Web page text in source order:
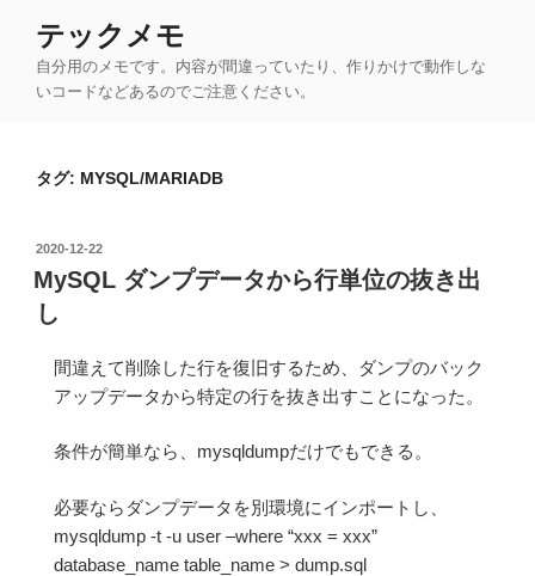
テックメモ
自分用のメモです。内容が間違っていたり、作りかけで動作しな
いコードなどあるのでご注意ください。
タグ: MYSQL/MARIADB
投
稿
日:
2020-12-22
MySQL ダンプデータから行単位の抜き出
し
間違えて削除した行を復旧するため、ダンプのバック
アップデータから特定の行を抜き出すことになった。
条件が簡単なら、mysqldumpだけでもできる。
必要ならダンプデータを別環境にインポートし、
mysqldump -t -u user –where “xxx = xxx”
database_name table_name > dump.sql